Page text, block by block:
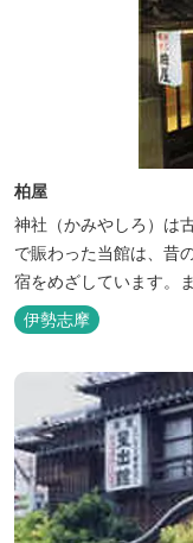
柏屋
神社（かみやしろ）は
で賑わった当館は、昔
宿をめざしています。
低価格でお楽しみくださ
伊勢志摩